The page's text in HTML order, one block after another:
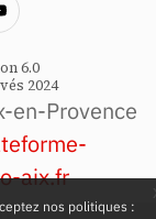
nos politiques :
6.0
2024
en-Provence
aix.fr